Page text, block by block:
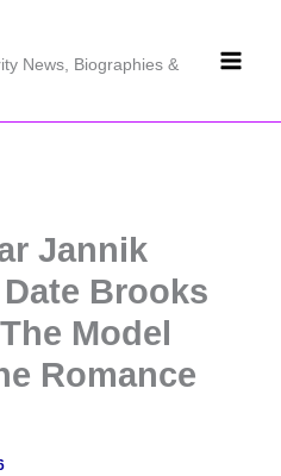
News, Biographies &
Jannik
Brooks
Model
Romance